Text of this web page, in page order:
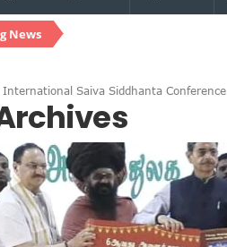
News
Saiva Siddhanta Conference